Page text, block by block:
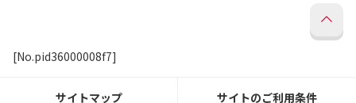
[No.pid36000008f7]
サイトマップ サイトのご利用条件